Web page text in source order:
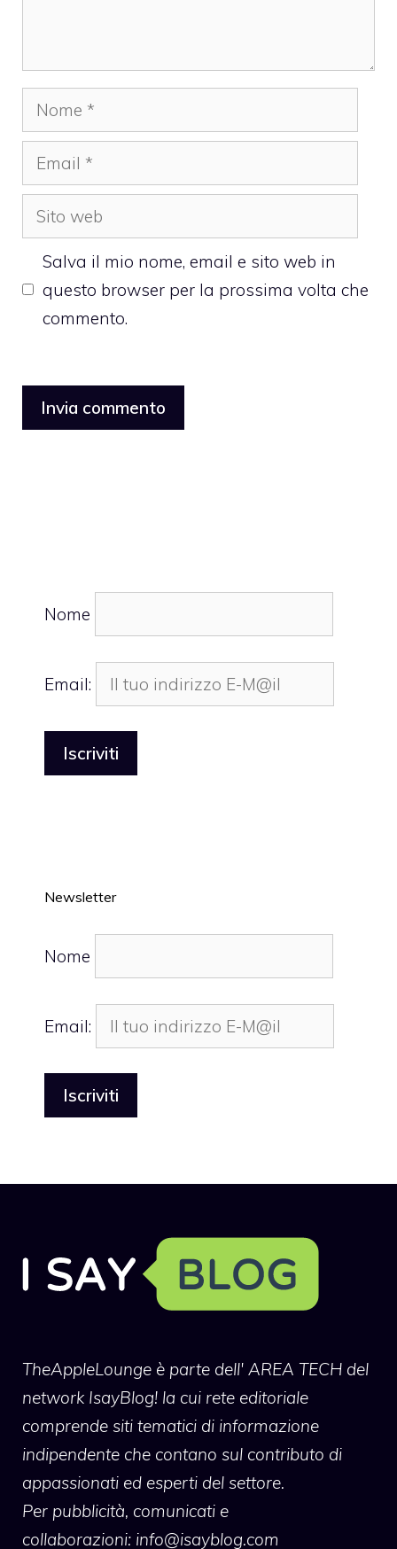
Nome
Email
Sito
web
Salva il mio nome, email e sito web in
questo browser per la prossima volta che
commento.
Nome
Email:
Newsletter
Nome
Email:
TheAppleLounge è parte dell' AREA TECH del
network IsayBlog! la cui rete editoriale
comprende siti tematici di informazione
indipendente che contano sul contributo di
appassionati ed esperti del settore.
Per pubblicità, comunicati e
collaborazioni: info@isayblog.com